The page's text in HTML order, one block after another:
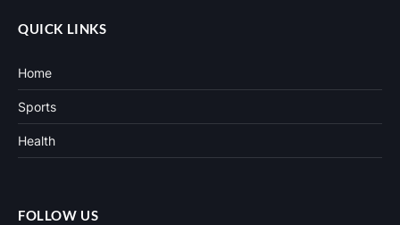
QUICK LINKS
Home
Sports
Health
FOLLOW US